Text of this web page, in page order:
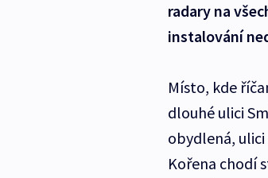
radary na
instalování
Místo, kde
dlouhé ulici
obydlená,
Kořena chodí